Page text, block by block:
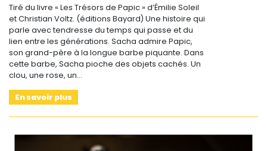
Tiré du livre « Les Trésors de Papic » d’Émilie Soleil
et Christian Voltz. (éditions Bayard) Une histoire qui
parle avec tendresse du temps qui passe et du
lien entre les générations. Sacha admire Papic,
son grand-père à la longue barbe piquante. Dans
cette barbe, Sacha pioche des objets cachés. Un
clou, une rose, un…
En savoir plus